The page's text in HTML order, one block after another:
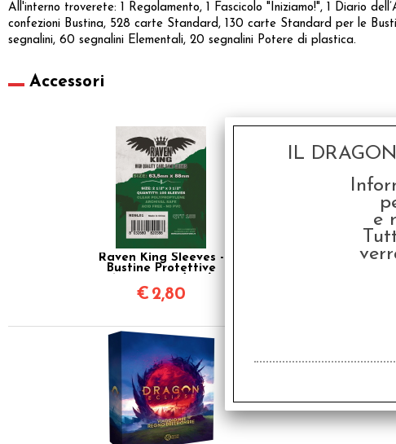
All'interno troverete: 1 Regolamento, 1 Fascicolo "Iniziamo!", 1 Diario
confezioni Bustina, 528 carte Standard, 130 carte Standard per le
segnalini, 60 segnalini Elementali, 20 segnalini Potere di plastica.
Accessori
Raven King Sleeves -
Bustine Protettive
€ 2,80
IL
e